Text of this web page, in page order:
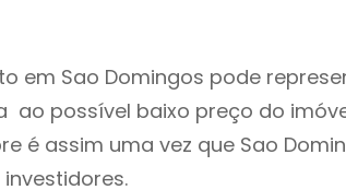
em Sao Domingos pode
ao possível baixo preço do
é assim uma vez que Sao